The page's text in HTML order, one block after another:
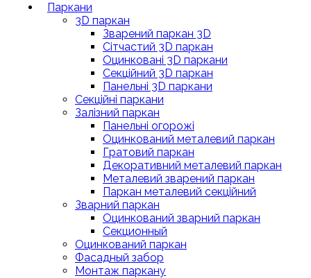
Паркани
3D паркан
Зварений паркан 3D
Сітчастий 3D паркан
Оцинковані 3D паркани
Секційний 3D паркан
Панельні 3D паркани
Секційні паркани
Залізний паркан
Панельні огорожі
Оцинкований металевий паркан
Гратовий паркан
Декоративний металевий паркан
Металевий зварений паркан
Паркан металевий секційний
Зварний паркан
Оцинкований зварний паркан
Секционный
Оцинкований паркан
Фасадный забор
Монтаж паркану